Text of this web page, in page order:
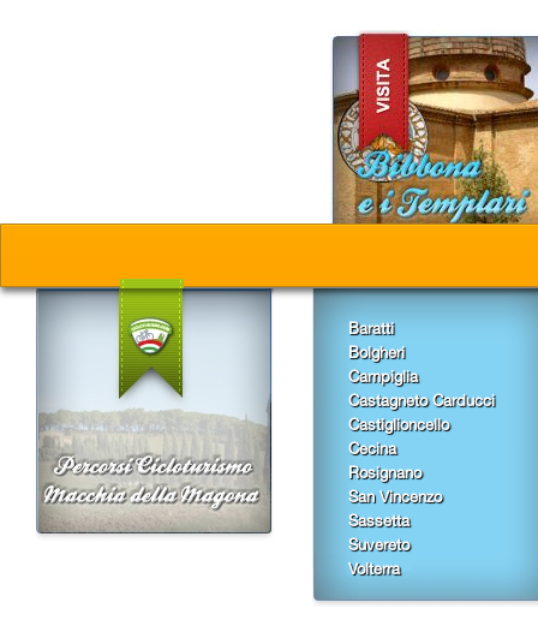
Baratti
Bolgheri
Campiglia
Castagneto Carducci
Castiglioncello
Cecina
Rosignano
San Vincenzo
Sassetta
Suvereto
Volterra